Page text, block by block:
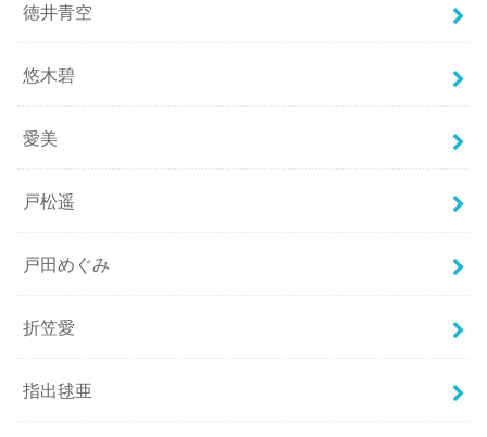
徳井青空
悠木碧
愛美
戸松遥
戸田めぐみ
折笠愛
指出毬亜